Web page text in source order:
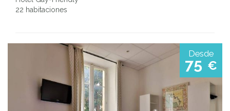
22 habitaciones
Desde
75 €